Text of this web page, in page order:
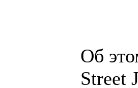
Об
Street